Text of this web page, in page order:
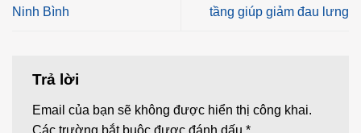
Ninh Bình
tầng giúp giảm đau lưng
Trả lời
Email của bạn sẽ không được hiển thị công khai.
Các trường bắt buộc được đánh dấu *